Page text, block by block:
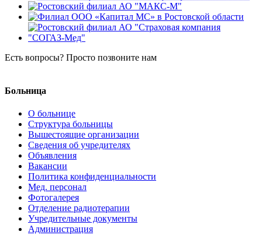
Есть вопросы? Просто позвоните нам
Больница
О больнице
Структура больницы
Вышестоящие организации
Сведения об учредителях
Объявления
Вакансии
Политика конфиденциальности
Мед. персонал
Фотогалерея
Отделение радиотерапии
Учредительные документы
Администрация